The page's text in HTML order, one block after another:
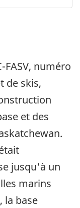
FASV, numéro
de skis,
et des
jusqu'à un
marins
la base